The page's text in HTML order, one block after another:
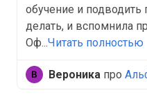
обучение и подводить
делать, и вспомнила
Оф...Читать полностью
Вероника про